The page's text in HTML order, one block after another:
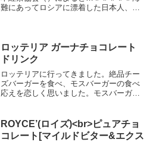
難にあってロシアに漂着した日本人、伊
での辛苦の生活のなかで...
ロッテリア ガーナチョコレート
ドリンク
ロッテリアに行ってきました。絶品チー
ズバーガーを食べ、モスバーガーの食べ
応えを恋しく思いました。モスバーガー
チーズバーガーと思われるチーズの濃さ
なんですよね。たこ焼き風...
ROYCE’(ロイズ)<br>ピュアチョ
コレート[マイルドビター&エクス